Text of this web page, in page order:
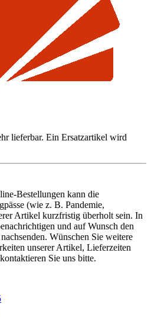
lieferbar. Ein Ersatzartikel wird
Bestellungen kann die
(wie z. B. Pandemie,
Artikel kurzfristig überholt sein. In
und auf Wunsch den
Wünschen Sie weitere
unserer Artikel, Lieferzeiten
Sie uns bitte.